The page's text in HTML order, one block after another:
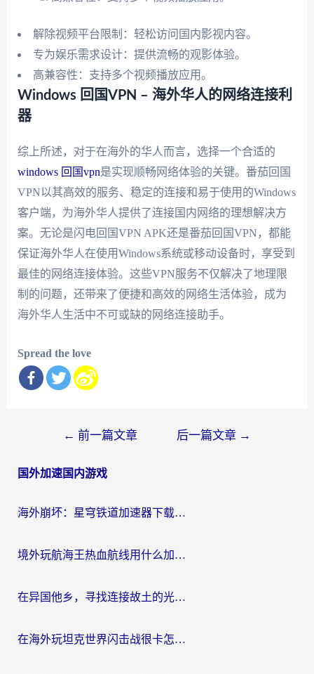
解除视频平台限制：轻松访问国内影视内容。
专为娱乐需求设计：提供流畅的观影体验。
高兼容性：支持多个视频播放应用。
Windows 回国VPN – 海外华人的网络连接利
器
综上所述，对于在海外的华人而言，选择一个合适的
windows 回国vpn是实现顺畅网络体验的关键。番茄回国
VPN以其高效的服务、稳定的连接和易于使用的Windows
客户端，为海外华人提供了连接国内网络的理想解决方
案。无论是闪电回国VPN APK还是番茄回国VPN，都能
保证海外华人在使用Windows系统或移动设备时，享受到
最佳的网络连接体验。这些VPN服务不仅解决了地理限
制的问题，还带来了便捷和高效的网络生活体验，成为
海外华人生活中不可或缺的网络连接助手。
Spread the love
导
← 前一篇文章 后一篇文章 →
国外加速国内游戏
海外崩坏：星穹铁道加速器下载安装：一份给游子的终极网络指南
境外玩航海王热血航线用什么加速器？2026海外玩家实测最优方案（附欧洲问道堡垒前线加速技巧）
在异国他乡，寻找连接故土的光明大陆免费加速器
在海外玩坦克世界闪击战很卡怎么办？老玩家亲测有效的加速器选择指南